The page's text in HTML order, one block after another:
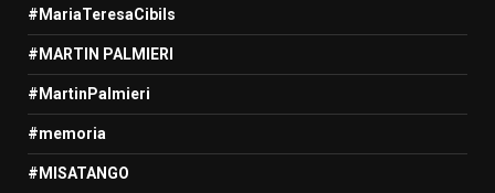
#MariaTeresaCibils
#MARTIN PALMIERI
#MartinPalmieri
#memoria
#MISATANGO